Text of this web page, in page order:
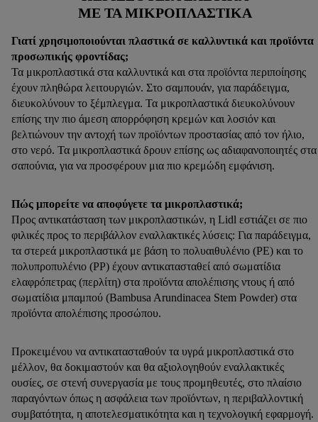
ΜΕ ΤΑ ΜΙΚΡΟΠΛΑΣΤΙΚΆ
Γιατί χρησιμοποιούνται πλαστικά σε καλλυντικά και προϊόντα
προσωπικής φροντίδας;
Τα μικροπλαστικά στα καλλυντικά και στα προϊόντα περιποίησης
έχουν πληθώρα λειτουργιών. Στο σαμπουάν, για παράδειγμα,
διευκολύνουν το ξέμπλεγμα. Τα μικροπλαστικά διευκολύνουν
επίσης την πιο άμεση απορρόφηση κρεμών και λοσιόν και
βελτιώνουν την αντοχή των προϊόντων προστασίας από τον ήλιο,
στο νερό. Τα μικροπλαστικά δρουν επίσης ως αδιαφανοποιητές στα
σαπούνια, για να προσφέρουν μια πιο κρεμώδη εμφάνιση.
Πώς μπορείτε να αποφύγετε τα μικροπλαστικά;
Προς αντικατάσταση των μικροπλαστικών, η Lidl εστιάζει σε πιο
φιλικές προς το περιβάλλον εναλλακτικές λύσεις: Για παράδειγμα,
τα στερεά μικροπλαστικά με βάση το πολυαιθυλένιο (PE) και το
πολυπροπυλένιο (PP) έχουν αντικατασταθεί από σωματίδια
ελαφρόπετρας (περλίτη) στα προϊόντα απολέπισης ντους ή από
σωματίδια μπαμπού (Bambusa Arundinacea Stem Powder) στα
προϊόντα απολέπισης προσώπου.
Προκειμένου να αντικατασταθούν τα υγρά μικροπλαστικά στο
μέλλον, θα δοκιμαστούν και θα αξιολογηθούν εναλλακτικές
ουσίες, σε στενή συνεργασία με τους προμηθευτές, στο πλαίσιο
παραγόντων όπως η ασφάλεια των προϊόντων, η περιβαλλοντική
συμβατότητα, η αποτελεσματικότητα και η τεχνολογική εφαρμογή.
κλικ στην επιλογή «Αποδοχή», συγκατατίθεστε στην
Περαιτέρω πληροφορίες, μεταξύ άλλων για την περίοδο
αποθήκευσης των δεδομένων και το δικαίωμά σας να
ανακαλέσετε τη συγκατάθεσή σας ανά πάσα στιγμή με ισχύ
για το μέλλον, μπορείτε να βρείτε στηνπολιτική απορρήτου
μας. Μπορείτε να βρείτε τα νομικά στοιχεία της εταιρείας μας
εδώ.